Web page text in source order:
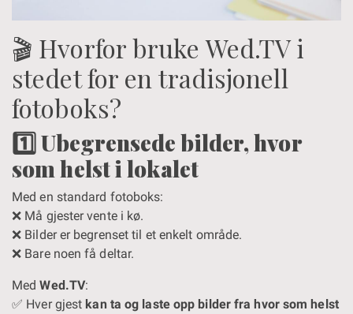
🎬 Hvorfor bruke Wed.TV i
stedet for en tradisjonell
fotoboks?
1️⃣ Ubegrensede bilder, hvor
som helst i lokalet
Med en standard fotoboks:
❌ Må gjester vente i kø.
❌ Bilder er begrenset til et enkelt område.
❌ Bare noen få deltar.
MedWed.TV:
✅ Hver gjest kan ta og laste opp bilder fra hvor som helst